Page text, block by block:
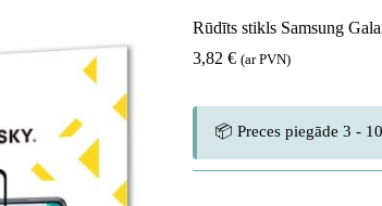
Rūdīts stikls Samsung
3,82 € (ar PVN)
📦 Preces piegāde 3 -